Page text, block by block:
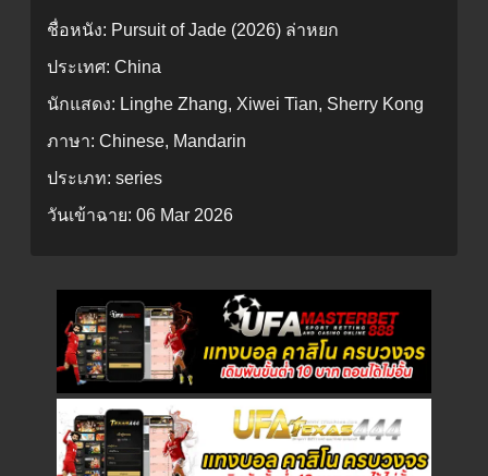
ชื่อหนัง: Pursuit of Jade (2026) ล่าหยก
ประเทศ: China
นักแสดง: Linghe Zhang, Xiwei Tian, Sherry Kong
ภาษา: Chinese, Mandarin
ประเภท: series
วันเข้าฉาย: 06 Mar 2026